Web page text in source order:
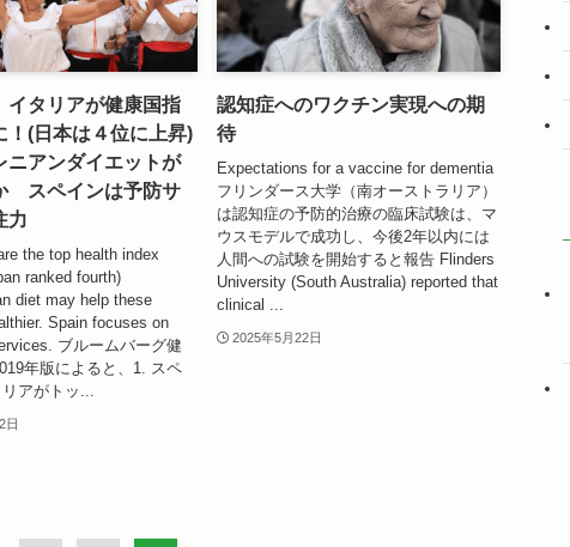
イタリアが健康国指
！(日本は４位に上昇)
ニアンダイエットが
スペインは予防サ
力
the top health index
ranked fourth)
diet may help these
Spain focuses on
ブルームバーグ健
年版によると、1. スペ
アがトッ...
日
認知症へのワクチン実現への期
待
Expectations for a vaccine for dementia
フリンダース大学（南オーストラリア）
は認知症の予防的治療の臨床試験は、マ
ウスモデルで成功し、今後2年以内には
人間への試験を開始すると報告 Flinders
University (South Australia) reported that
clinical ...
2025年5月22日